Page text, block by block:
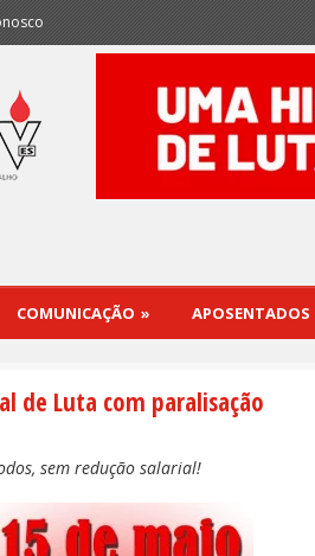
COMUNICAÇÃO » APOSENTADOS
de Luta com paralisação
sem redução salarial!